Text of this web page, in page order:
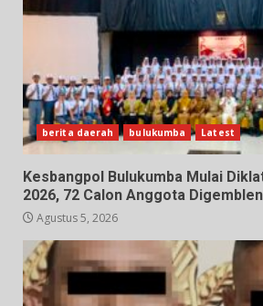
berita daerah bulukumba Latest
Kesbangpol Bulukumba Mulai
2026, 72 Calon Anggota
Agustus 5, 2026